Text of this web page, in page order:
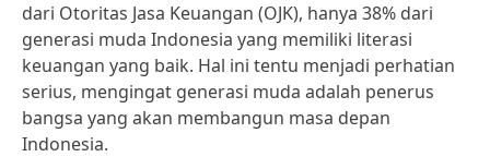
dari Otoritas Jasa Keuangan (OJK), hanya 38% dari
generasi muda Indonesia yang memiliki literasi
keuangan yang baik. Hal ini tentu menjadi perhatian
serius, mengingat generasi muda adalah penerus
bangsa yang akan membangun masa depan
Indonesia.